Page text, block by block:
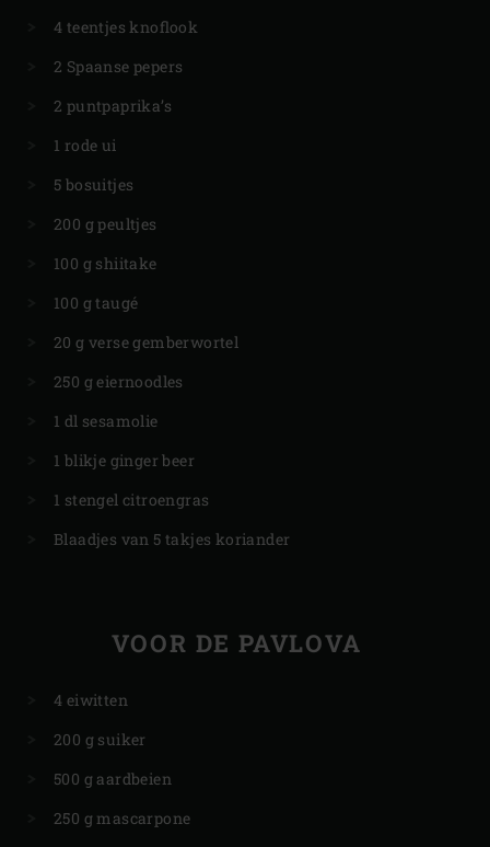
4 teentjes knoflook
2 Spaanse pepers
2 puntpaprika’s
1 rode ui
5 bosuitjes
200 g peultjes
100 g shiitake
100 g taugé
20 g verse gemberwortel
250 g eiernoodles
1 dl sesamolie
1 blikje ginger beer
1 stengel citroengras
Blaadjes van 5 takjes koriander
VOOR DE PAVLOVA
4 eiwitten
200 g suiker
500 g aardbeien
250 g mascarpone